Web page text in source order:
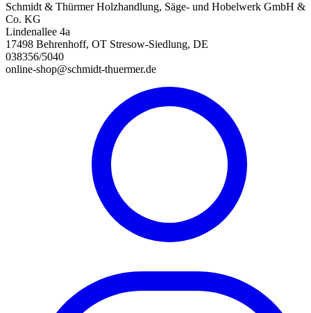
Schmidt & Thürmer Holzhandlung, Säge- und Hobelwerk GmbH &
Co. KG
Lindenallee 4a
17498 Behrenhoff, OT Stresow-Siedlung, DE
038356/5040
online-shop@schmidt-thuermer.de